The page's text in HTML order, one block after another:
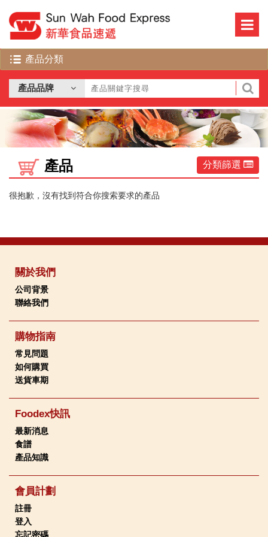
產品 分類篩選
很抱歉，沒有找到符合你搜索要求的產品
關於我們
公司背景
聯絡我們
購物指南
常見問題
如何購買
送貨車期
Foodex快訊
最新消息
食譜
產品知識
會員計劃
註冊
登入
忘記密碼